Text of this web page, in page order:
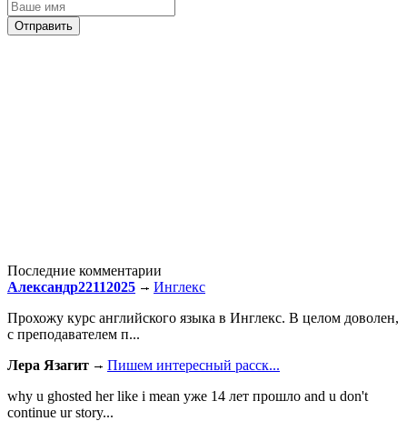
Последние комментарии
Александр22112025
Инглекс
Прохожу курс английского языка в Инглекс. В целом доволен,
с преподавателем п...
Лера Язагит
Пишем интересный расск...
why u ghosted her like i mean уже 14 лет прошло and u don't
continue ur story...